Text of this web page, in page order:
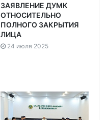
ЗАЯВЛЕНИЕ ДУМК
ОТНОСИТЕЛЬНО
ПОЛНОГО ЗАКРЫТИЯ
ЛИЦА
24 июля 2025